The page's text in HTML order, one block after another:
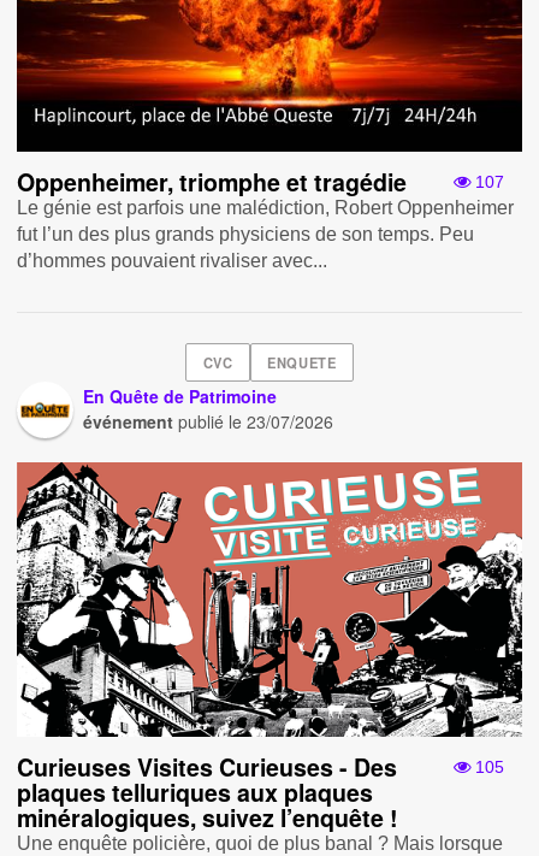
107
Oppenheimer, triomphe et tragédie
Le génie est parfois une malédiction, Robert Oppenheimer
fut l’un des plus grands physiciens de son temps. Peu
d’hommes pouvaient rivaliser avec...
CVC ENQUETE
En Quête de Patrimoine
événement publié le23/07/2026
105
Curieuses Visites Curieuses - Des
plaques telluriques aux plaques
minéralogiques, suivez l’enquête !
Une enquête policière, quoi de plus banal ? Mais lorsque